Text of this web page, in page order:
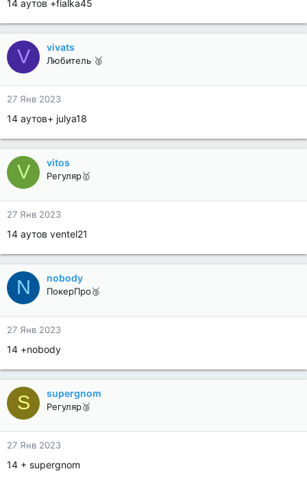
14 аутов +fialka45
V vivats
Любитель 🥈
27 Янв 2023
14 аутов+ julya18
V vitos
Регуляр🥇
27 Янв 2023
14 аутов ventel21
N nobody
ПокерПро🥉
27 Янв 2023
14 +nobody
S supergnom
Регуляр🥉
27 Янв 2023
14 + supergnom